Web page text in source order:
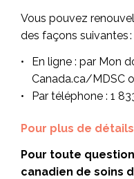
Vous pouvez
des façons suivantes :
En ligne : par Mon
Canada.ca/MDSC
Par téléphone : 1
Pour plus de détails
Pour toute
canadien de soins